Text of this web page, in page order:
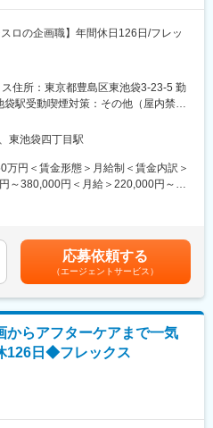
のため、社外研修も受講可能で、費
務
し、講義の狙いや構成を踏まえて収
伝わる収録に仕上げる
、収録・編集も担当し、講座に合っ
メント
ヘルプスタッフのシフト管理、付随
ーアップ・育成
善対応
持・向上
善・動画設計
率化の提案と実行、作業マニュア
コンテンツを実現するための動画設
ンテンツそのものの価値向上に貢献
ロの企画職】年間休日126日/フレッ
とやる気があればOK！★
だきます。まずはOJTでパチスロの
3年かけて1つの企画を形にしていた
討、ゲームフローや演出抽せん設計
と試行錯誤を重ねています。自分の
にさせる「面白いパチスロ」を世に
味わえるポジション。
抽せん仕様検討
成
列／停止データ作成・申請書類作
住所：東京都豊島区東池袋3-23-5 勤
駅受動喫煙対策：その他（屋内禁煙
の範囲：会社の定める事業所
東池袋四丁目駅
万円＜賃金形態＞月給制＜賃金内訳＞
～380,000円＜月給＞220,000円～
実績を勘案して実施賃金はあくまで
通じて上下する可能性があります。
た表記です。
応募依頼する
（エージェントサービス）
からアフターケアまで一気
126日◆フレックス